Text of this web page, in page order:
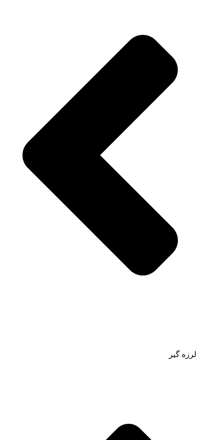
لرزه گیر